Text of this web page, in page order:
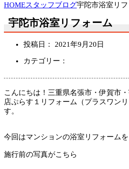
HOMEスタッフブログ宇陀市浴室リフ
宇陀市浴室リフォーム
投稿日： 2021年9月20日
カテゴリー：
こんにちは！三重県名張市・伊賀市
店ぷらす１リフォーム（プラスワン
す。
今回はマンションの浴室リフォームを
施行前の写真がこちら